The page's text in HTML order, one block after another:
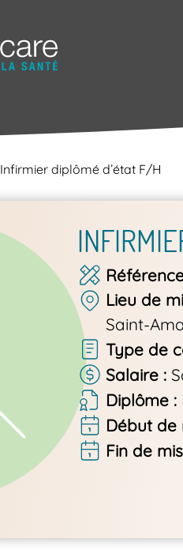
Infirmier diplômé d’état F/H
Lieu de
Saint-
Type de
Salaire
Diplôme
Début de
Fin de